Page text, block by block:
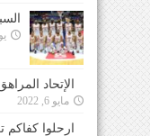
الإتحاد
مايو 6, 2022
ارحلوا كفاكم